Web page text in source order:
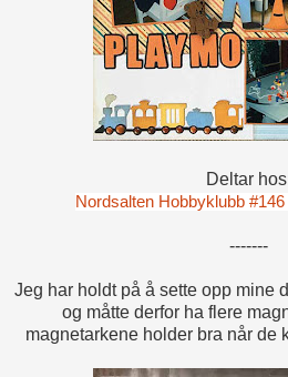
Deltar
Nordsalten Hobbyklubb #146
-------
Jeg har holdt på å sette opp mine
og måtte derfor ha flere
magnetarkene holder bra når de